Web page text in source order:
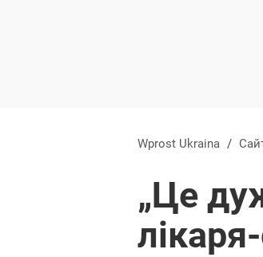
Wprost Ukraina /
„Це